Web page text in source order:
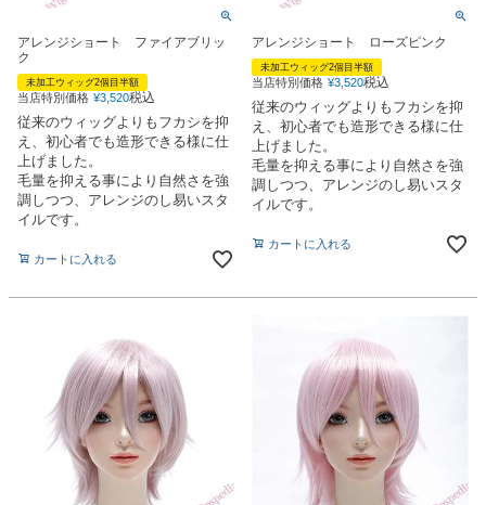
アレンジショート ファイアブリッ
ク
未加工ウィッグ2個目半額
当店特別価格 ¥3,520税込
従来のウィッグよりもフカシを抑
え、初心者でも造形できる様に仕
上げました。
毛量を抑える事により自然さを強
調しつつ、アレンジのし易いスタ
イルです。
カートに入れる
アレンジショート ローズピンク
未加工ウィッグ2個目半額
当店特別価格 ¥3,520税込
従来のウィッグよりもフカシを抑
え、初心者でも造形できる様に仕
上げました。
毛量を抑える事により自然さを強
調しつつ、アレンジのし易いスタ
イルです。
カートに入れる